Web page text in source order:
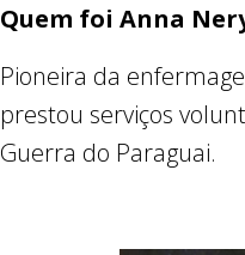
Quem foi Anna
Pioneira da
prestou serviços
Guerra do Paraguai.